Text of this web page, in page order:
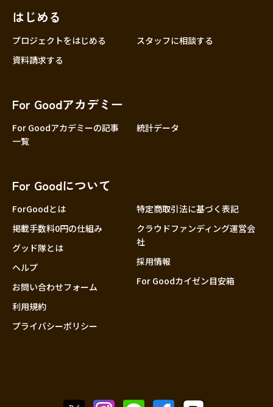
大分
はじめる
プロジェクトをはじめる
スタッフに相談する
資料請求する
For Goodアカデミー
For Goodアカデミーの記事
一覧
統計データ
For Goodについて
ForGoodとは
掲載手数料0円の仕組み
グッド隊とは
ヘルプ
お問い合わせフォーム
利用規約
プライバシーポリシー
特定商取引法に基づく表記
クラウドファンディング運営会
社
採用情報
For Goodカイゼン目安箱